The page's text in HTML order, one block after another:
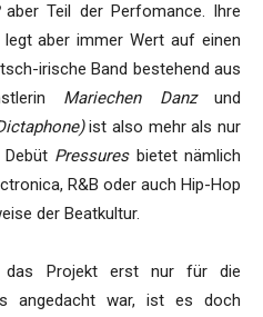
Teil der Perfomance. Ihre
aber immer Wert auf einen
irische Band bestehend aus
Mariechen Danzund
ist also mehr als nur
Pressuresbietet nämlich
R&B oder auch Hip-Hop
der Beatkultur.
das Projekt erst nur für die
angedacht war, ist es doch